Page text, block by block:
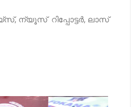
ന്യൂസ് റിപ്പോട്ടർ, ലാസ്